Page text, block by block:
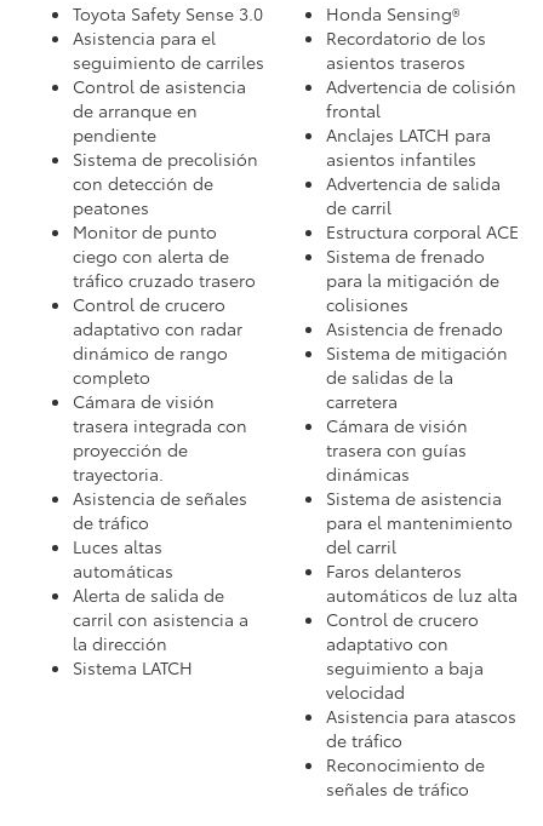
Toyota Safety Sense 3.0
Asistencia para el
seguimiento de carriles
Control de asistencia
de arranque en
pendiente
Sistema de precolisión
con detección de
peatones
Monitor de punto
ciego con alerta de
tráfico cruzado trasero
Control de crucero
adaptativo con radar
dinámico de rango
completo
Cámara de visión
trasera integrada con
proyección de
trayectoria.
Asistencia de señales
de tráfico
Luces altas
automáticas
Alerta de salida de
carril con asistencia a
la dirección
Sistema LATCH
Honda Sensing®
Recordatorio de los
asientos traseros
Advertencia de colisión
frontal
Anclajes LATCH para
asientos infantiles
Advertencia de salida
de carril
Estructura corporal ACE
Sistema de frenado
para la mitigación de
colisiones
Asistencia de frenado
Sistema de mitigación
de salidas de la
carretera
Cámara de visión
trasera con guías
dinámicas
Sistema de asistencia
para el mantenimiento
del carril
Faros delanteros
automáticos de luz alta
Control de crucero
adaptativo con
seguimiento a baja
velocidad
Asistencia para atascos
de tráfico
Reconocimiento de
señales de tráfico